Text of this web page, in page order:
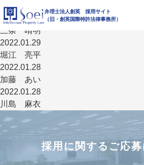
弁理士法人創英 採用サイト
（旧・創英国際特許法律事務所）
創英について
採用情報
インタビュー
NEWS
2025.06.19
三条 晴明
2022.01.29
堀江 亮平
2022.01.28
加藤 あい
2022.01.28
川島 麻衣
採用に関するご応